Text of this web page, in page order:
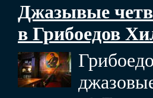
Джазывые
в Грибоедов